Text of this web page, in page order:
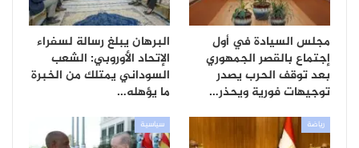
مجلس السيادة في أول
إجتماع بالقصر الجمهوري
بعد توقف الحرب يصدر
توجيهات فورية ويحذر…
البرهان يبلغ رسالة لسفراء
الإتحاد الأوروبي: الشعب
السوداني يمتلك من الخبرة
ما يؤهله…
رياضة سياسية